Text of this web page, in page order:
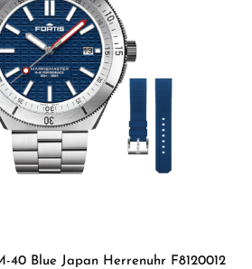
40 Blue Japan Herrenuhr F8120012